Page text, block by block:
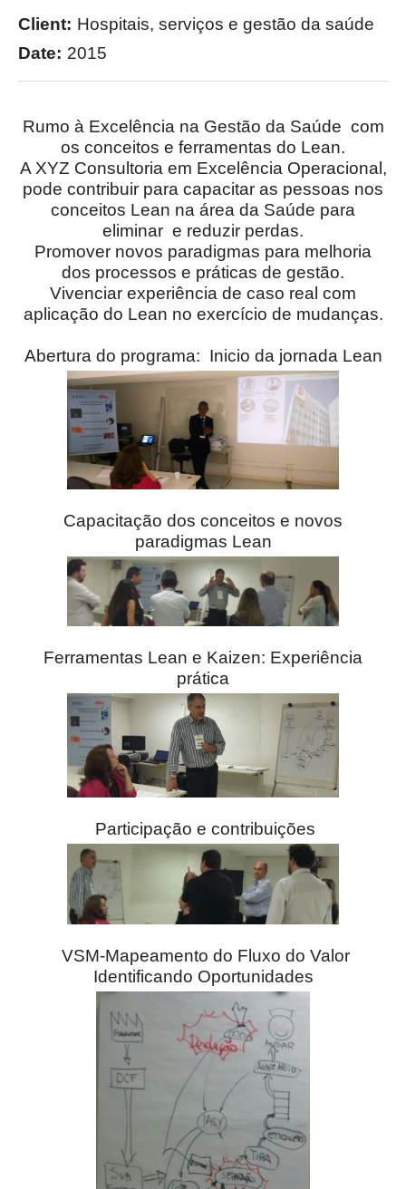
Client: Hospitais, serviços e gestão da saúde
Date: 2015
Rumo à Excelência na Gestão da Saúde com
os conceitos e ferramentas do Lean.
A XYZ Consultoria em Excelência Operacional,
pode contribuir para capacitar as pessoas nos
conceitos Lean na área da Saúde para
eliminar e reduzir perdas.
Promover novos paradigmas para melhoria
dos processos e práticas de gestão.
Vivenciar experiência de caso real com
aplicação do Lean no exercício de mudanças.
Abertura do programa: Inicio da jornada Lean
Capacitação dos conceitos e novos
paradigmas Lean
Ferramentas Lean e Kaizen: Experiência
prática
Participação e contribuições
VSM-Mapeamento do Fluxo do Valor
Identificando Oportunidades